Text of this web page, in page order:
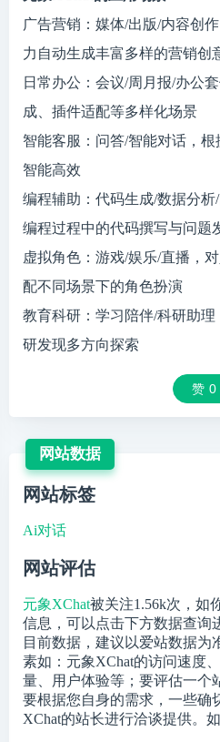
广告营销：媒体/出版/内容创
力自动生成丰富多样的营销创
日常办公：会议/周月报/办公
成、插件适配等多样化场景
智能客服：问答/智能对话，根
智能高效
编程辅助：代码生成/数据分
编程过程中的代码撰写与问题
虚拟角色：游戏/娱乐/直播，
配不同场景下的角色扮演
教育科研：学习陪伴/科研助
研发现多方向探索
赞 0
网站数据
网站标签
Ai对话
网站评估
元象XChat被关注1.56k次，如
信息，可以点击下方数据查询
目前数据，建议以爱站数据为
素如：元象XChat的访问速度
量、用户体验等；要评估一个
要根据您自身的需求，一些确
XChat的站长进行洽谈提供。